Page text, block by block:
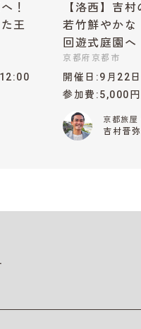
！
王
【洛西】吉
若竹鮮やかな
回遊式庭園へ
京都府京都市
開催日
9月22
参加費 5,000円
京都旅屋
吉村晋